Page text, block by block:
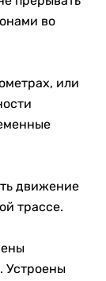
во
или
движение
трассе.
Устроены